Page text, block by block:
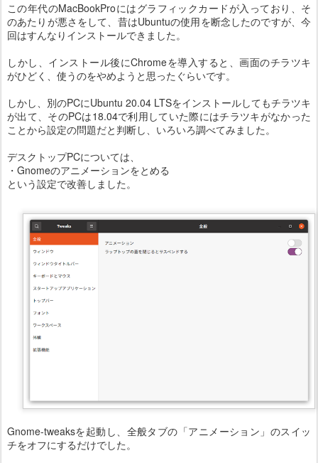
この年代のMacBookProにはグラフィックカードが入っており、そ
のあたりが悪さをして、昔はUbuntuの使用を断念したのですが、今
回はすんなりインストールできました。
しかし、インストール後にChromeを導入すると、画面のチラツキ
がひどく、使うのをやめようと思ったぐらいです。
しかし、別のPCにUbuntu 20.04 LTSをインストールしてもチラツキ
が出て、そのPCは18.04で利用していた際にはチラツキがなかった
ことから設定の問題だと判断し、いろいろ調べてみました。
デスクトップPCについては、
・Gnomeのアニメーションをとめる
という設定で改善しました。
Gnome-tweaksを起動し、全般タブの「アニメーション」のスイッ
チをオフにするだけでした。